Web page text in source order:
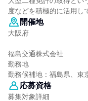
度などを積極的に活用し
開催地
大阪府
福島交通株式会社
勤務地
勤務候補地：福島県、東
応募資格
募集対象詳細